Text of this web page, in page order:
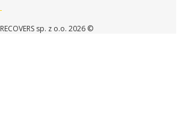
RECOVERS sp. z o.o. 2026 ©